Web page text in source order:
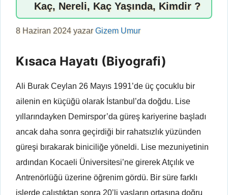
Kaç, Nereli, Kaç Yaşında, Kimdir ?
8 Haziran 2024 yazarGizem Umur
Kısaca Hayatı (Biyografi)
Ali Burak Ceylan 26 Mayıs 1991’de üç çocuklu bir
ailenin en küçüğü olarak İstanbul’da doğdu. Lise
yıllarındayken Demirspor’da güreş kariyerine başladı
ancak daha sonra geçirdiği bir rahatsızlık yüzünden
güreşi bırakarak biniciliğe yöneldi. Lise mezuniyetinin
ardından Kocaeli Üniversitesi’ne girerek Atçılık ve
Antrenörlüğü üzerine öğrenim gördü. Bir süre farklı
işlerde çalıştıktan sonra 20’li yaşların ortasına doğru